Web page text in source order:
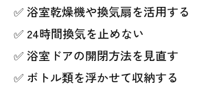
✅ 浴室乾燥機や換気扇を活用する
✅ 24時間換気を止めない
✅ 浴室ドアの開閉方法を見直す
✅ ボトル類を浮かせて収納する